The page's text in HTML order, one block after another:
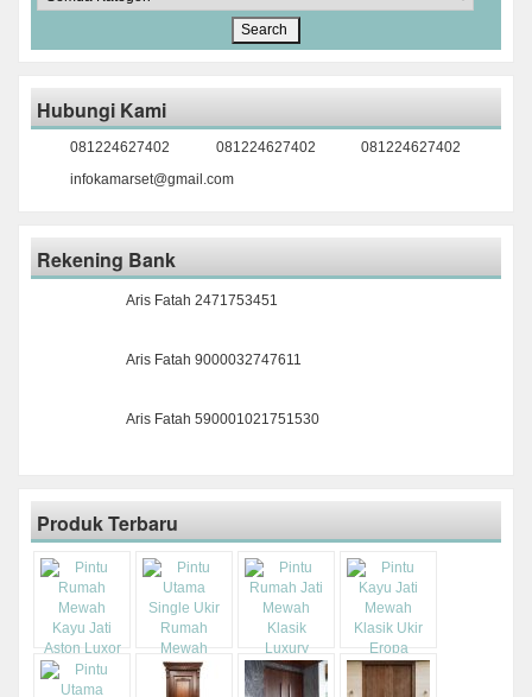
Hubungi Kami
081224627402 081224627402
081224627402
infokamarset@gmail.com
Rekening Bank
Aris Fatah 2471753451
Aris Fatah 9000032747611
Aris Fatah 590001021751530
Produk Terbaru